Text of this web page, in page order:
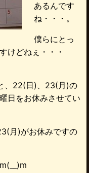
あるんです
ね・・・。
僕らにとっ
けどねぇ・・・
、22(日)、23(月)の
日をお休みさせてい
月)がお休みですの